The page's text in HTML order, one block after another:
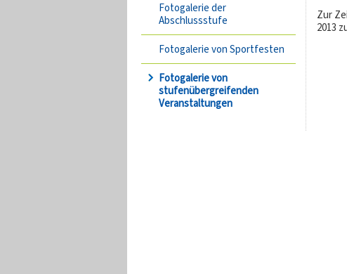
Fotogalerie der
Abschlussstufe
Fotogalerie von Sportfesten
Fotogalerie von
stufenübergreifenden
Veranstaltungen
Zur
2013